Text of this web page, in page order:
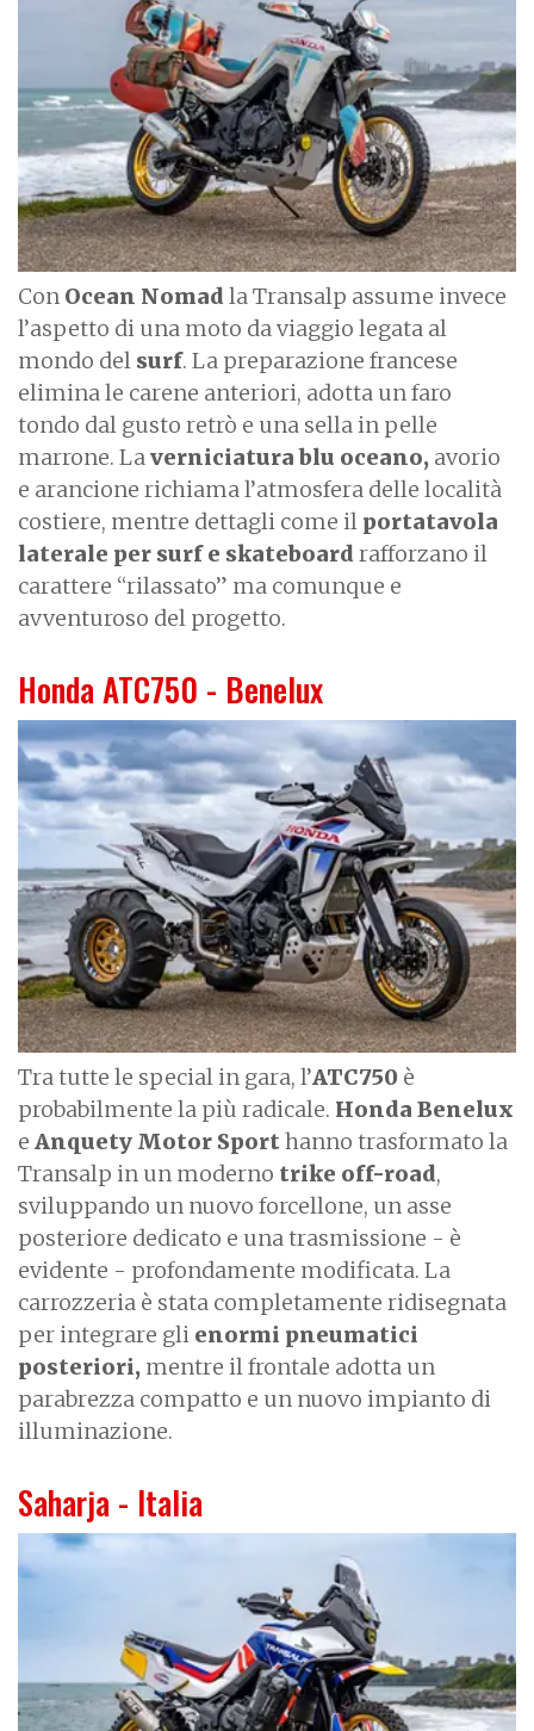
e
Con Ocean Nomad la Transalp assume invece
l’aspetto di una moto da viaggio legata al
mondo del surf. La preparazione francese
elimina le carene anteriori, adotta un faro
tondo dal gusto retrò e una sella in pelle
marrone. La verniciatura blu oceano, avorio
e arancione richiama l’atmosfera delle località
costiere, mentre dettagli come il portatavola
laterale per surf e skateboard rafforzano il
carattere “rilassato” ma comunque e
avventuroso del progetto.
Honda ATC750 - Benelux
I
m
a
g
e
Tra tutte le special in gara, l’ATC750 è
probabilmente la più radicale. Honda Benelux
e Anquety Motor Sporthanno trasformato la
Transalp in un moderno trike off-road,
sviluppando un nuovo forcellone, un asse
posteriore dedicato e una trasmissione - è
evidente - profondamente modificata. La
carrozzeria è stata completamente ridisegnata
per integrare gli enormi pneumatici
posteriori, mentre il frontale adotta un
parabrezza compatto e un nuovo impianto di
illuminazione.
Saharja - Italia
m
g
e